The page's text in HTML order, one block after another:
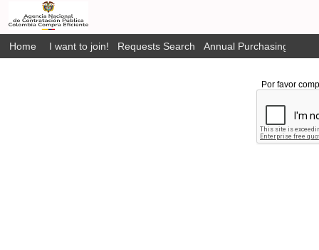
Home I want to join! Requests Search Annual Purchasing Plan
Por favor